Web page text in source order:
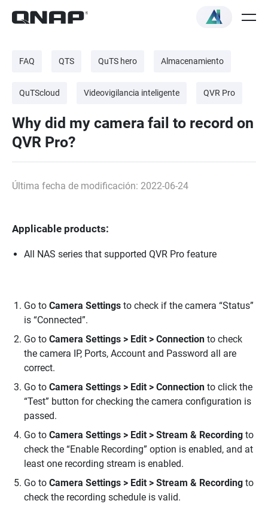
FAQ QTS QuTS hero Almacenamiento
QuTScloud Videovigilancia inteligente QVR Pro
Why did my camera fail to record on
QVR Pro?
Última fecha de modificación: 2022-06-24
Applicable products:
All NAS series that supported QVR Pro feature
Go to Camera Settings to check if the camera “Status”
is “Connected”.
Go to Camera Settings > Edit > Connection to check
the camera IP, Ports, Account and Password all are
correct.
Go to Camera Settings > Edit > Connection to click the
“Test” button for checking the camera configuration is
passed.
Go to Camera Settings > Edit > Stream & Recording to
check the “Enable Recording” option is enabled, and at
least one recording stream is enabled.
Go to Camera Settings > Edit > Stream & Recording to
check the recording schedule is valid.